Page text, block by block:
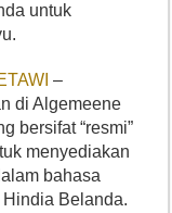
untuk
–
di Algemeene
bersifat “resmi”
menyediakan
bahasa
Belanda.